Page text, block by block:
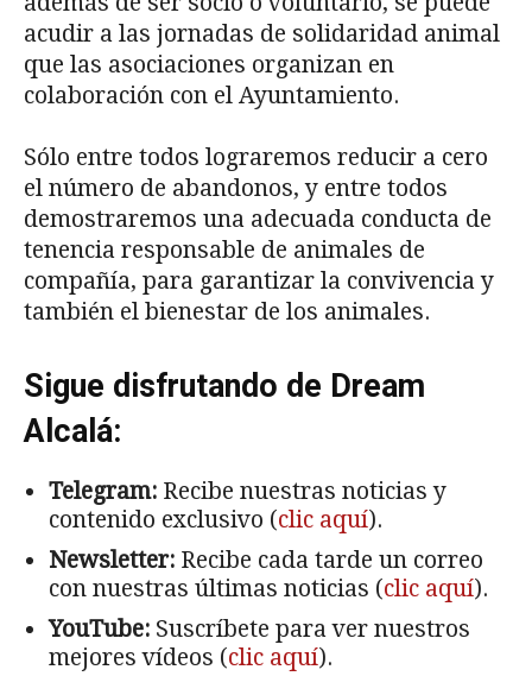
acudir a las jornadas de solidaridad animal
que las asociaciones organizan en
colaboración con el Ayuntamiento.
Sólo entre todos lograremos reducir a cero
el número de abandonos, y entre todos
demostraremos una adecuada conducta de
tenencia responsable de animales de
compañía, para garantizar la convivencia y
también el bienestar de los animales.
Sigue disfrutando de Dream
Alcalá:
Telegram: Recibe nuestras noticias y
contenido exclusivo (clic aquí).
Newsletter: Recibe cada tarde un correo
con nuestras últimas noticias (clic aquí).
YouTube: Suscríbete para ver nuestros
mejores vídeos (clic aquí).